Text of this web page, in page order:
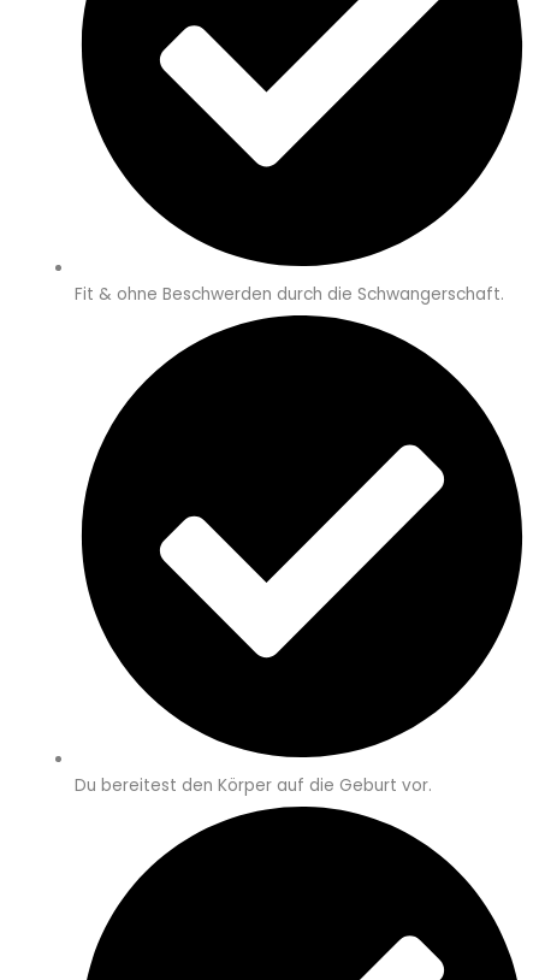
Fit & ohne Beschwerden durch die Schwangerschaft.
Du bereitest den Körper auf die Geburt vor.